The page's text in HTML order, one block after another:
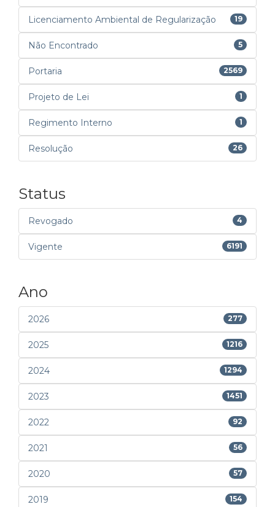
Licenciamento Ambiental de Regularização 19
Não Encontrado 5
Portaria 2569
Projeto de Lei 1
Regimento Interno 1
Resolução 26
Status
Revogado 4
Vigente 6191
Ano
2026 277
2025 1216
2024 1294
2023 1451
2022 92
2021 56
2020 57
2019 154